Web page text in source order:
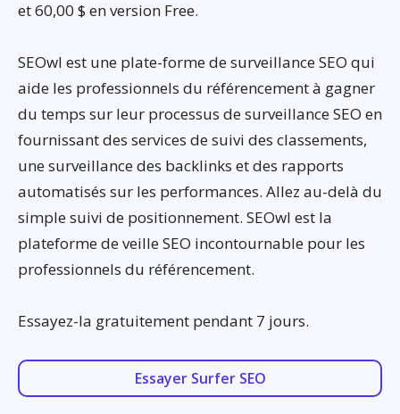
et 60,00 $ en version Free.
SEOwl est une plate-forme de surveillance SEO qui
aide les professionnels du référencement à gagner
du temps sur leur processus de surveillance SEO en
fournissant des services de suivi des classements,
une surveillance des backlinks et des rapports
automatisés sur les performances. Allez au-delà du
simple suivi de positionnement. SEOwl est la
plateforme de veille SEO incontournable pour les
professionnels du référencement.
Essayez-la gratuitement pendant 7 jours.
Essayer Surfer SEO